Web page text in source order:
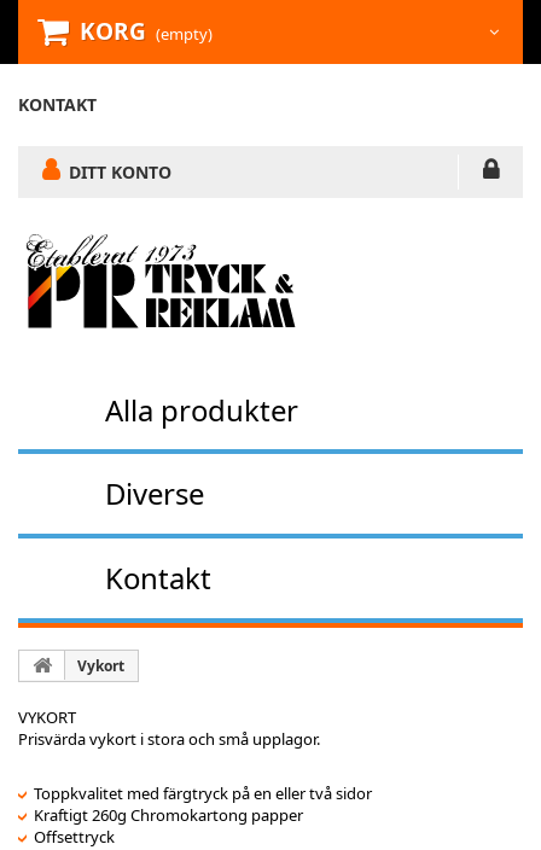
KORG (empty)
KONTAKT
DITT KONTO
Alla produkter
Diverse
Kontakt
Vykort
VYKORT
Prisvärda vykort i stora och små upplagor.
Toppkvalitet med färgtryck på en eller två sidor
Kraftigt 260g Chromokartong papper
Offsettryck